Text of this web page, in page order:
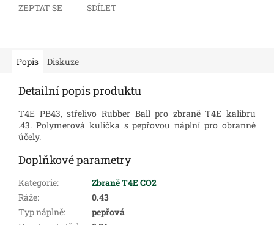
ZEPTAT SE SDÍLET
Popis Diskuze
Detailní popis produktu
T4E PB43, střelivo Rubber Ball pro zbraně T4E kalibru
.43. Polymerová kulička s pepřovou náplní pro obranné
účely.
Doplňkové parametry
Kategorie:
Zbraně T4E CO2
Ráže:
0.43
Typ náplně:
pepřová